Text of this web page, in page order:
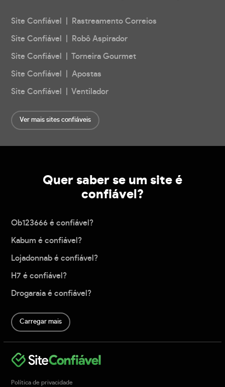
Site Confiável | Rastreamento Correios
Site Confiável | Robô Aspirador
Site Confiável | Torneira Gourmet
Site Confiável | Apostas
Site Confiável | Ventilador
Ver mais sites confiáveis
Quer saber se um site é
confiável?
Ob123666 é confiável?
Kabum é confiável?
Lojadonnab é confiável?
H7 é confiável?
Drogaraia é confiável?
Carregar mais
Política de privacidade